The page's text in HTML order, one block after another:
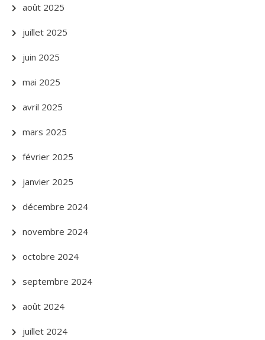
août 2025
juillet 2025
juin 2025
mai 2025
avril 2025
mars 2025
février 2025
janvier 2025
décembre 2024
novembre 2024
octobre 2024
septembre 2024
août 2024
juillet 2024